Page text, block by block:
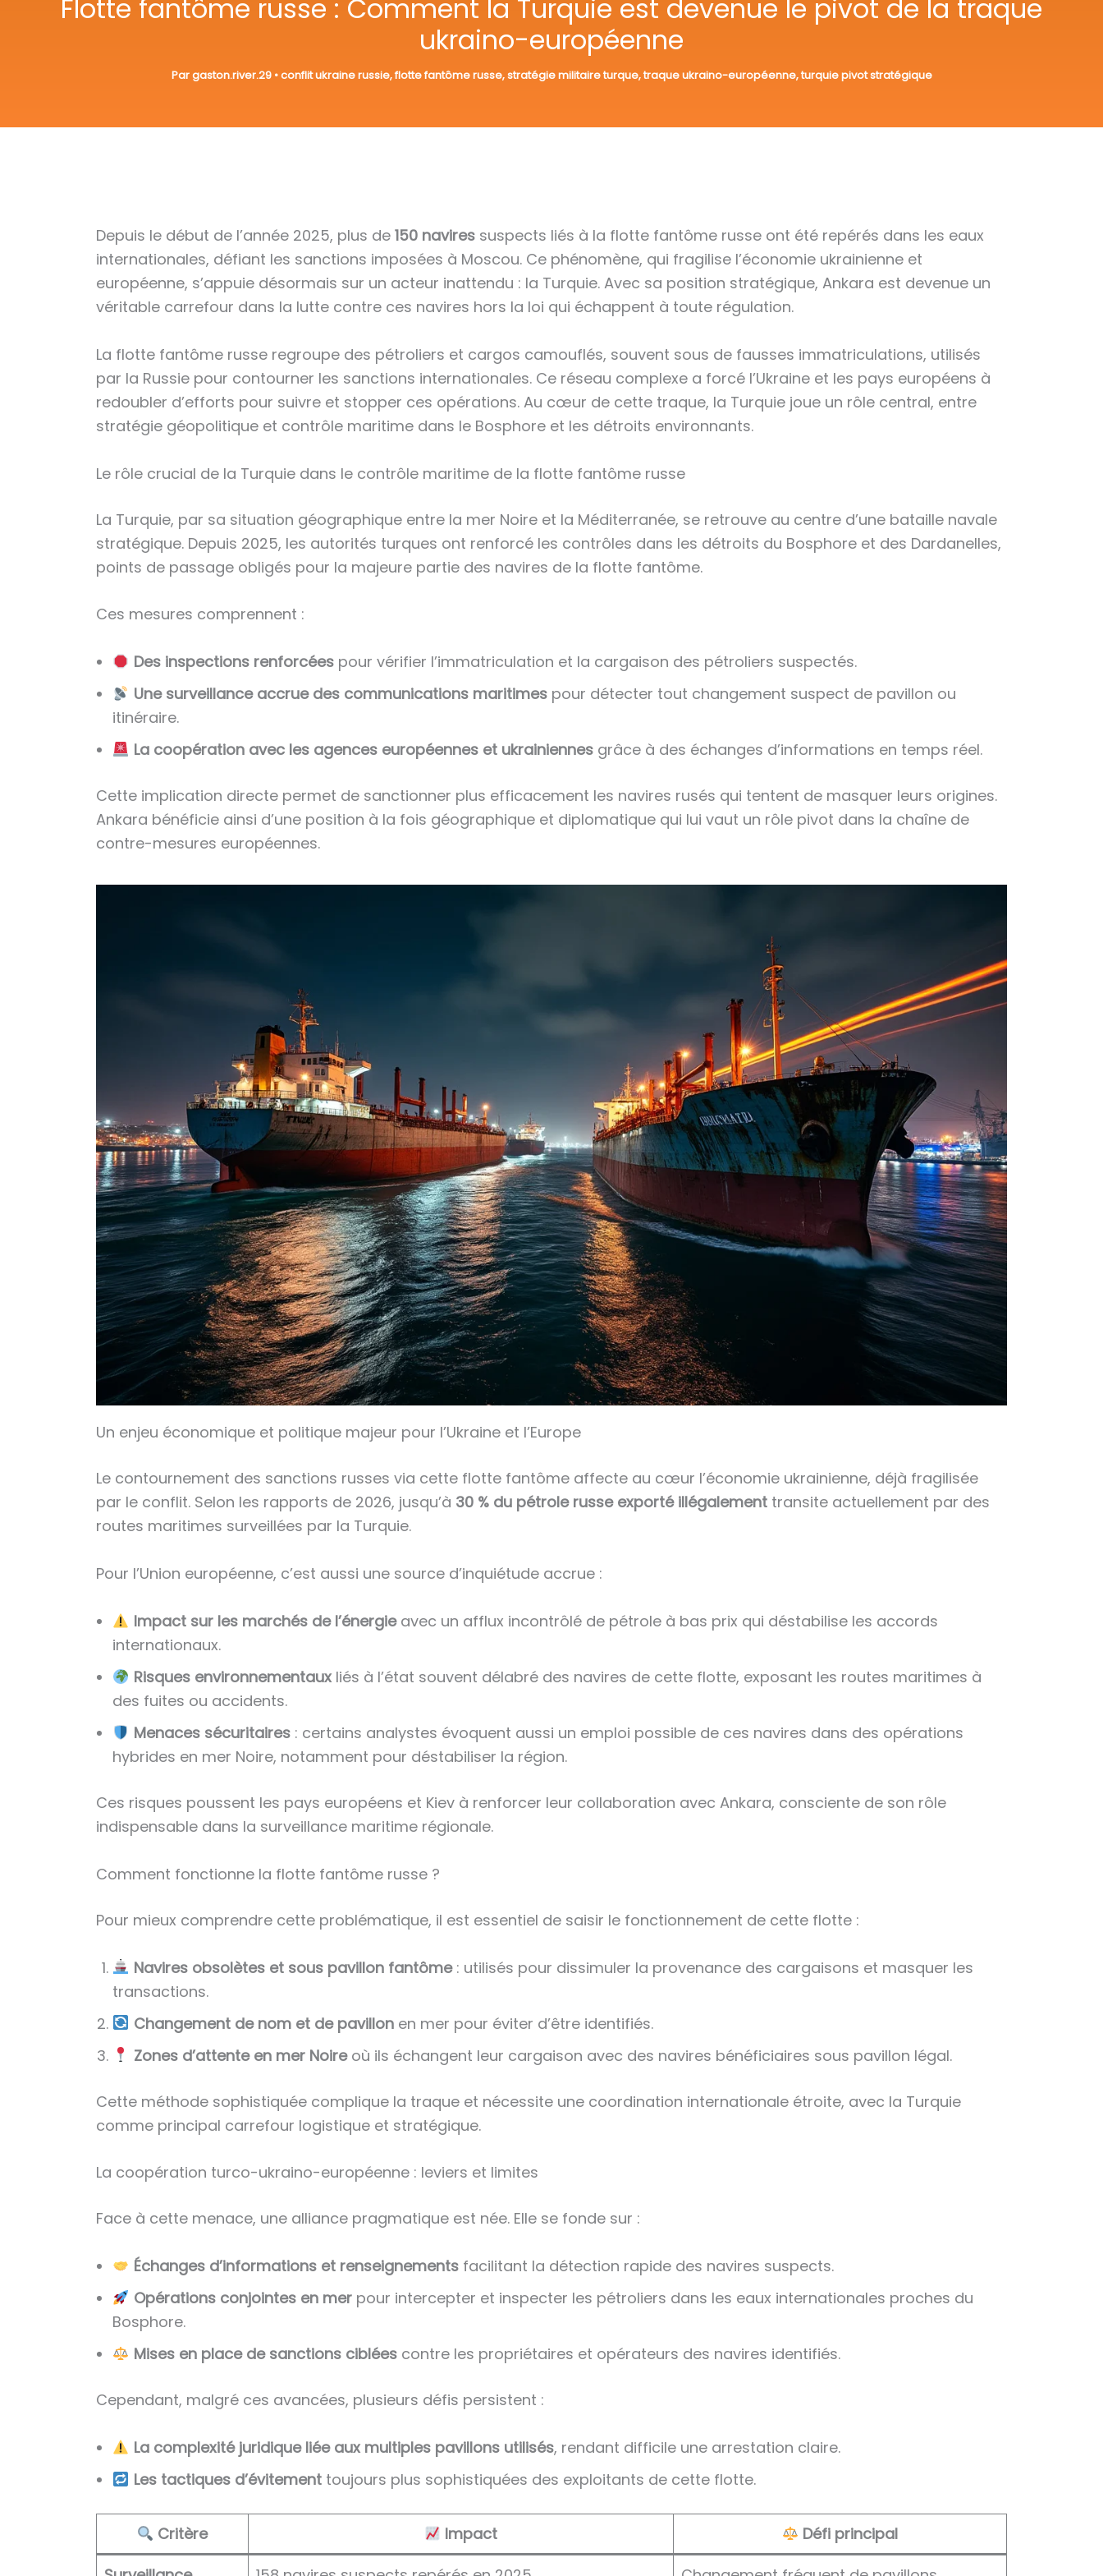
Flotte fantôme russe : Comment la Turquie est devenue le pivot de la traque
ukraino-européenne
Pargaston.river.29 •conflit ukraine russie,flotte fantôme russe,stratégie militaire turque,traque ukraino-européenne,turquie pivot stratégique
Depuis le début de l’année 2025, plus de 150 navires suspects liés à la flotte fantôme russe ont été repérés dans les eaux
internationales, défiant les sanctions imposées à Moscou. Ce phénomène, qui fragilise l’économie ukrainienne et
européenne, s’appuie désormais sur un acteur inattendu : la Turquie. Avec sa position stratégique, Ankara est devenue un
véritable carrefour dans la lutte contre ces navires hors la loi qui échappent à toute régulation.
La flotte fantôme russe regroupe des pétroliers et cargos camouflés, souvent sous de fausses immatriculations, utilisés
par la Russie pour contourner les sanctions internationales. Ce réseau complexe a forcé l’Ukraine et les pays européens à
redoubler d’efforts pour suivre et stopper ces opérations. Au cœur de cette traque, la Turquie joue un rôle central, entre
stratégie géopolitique et contrôle maritime dans le Bosphore et les détroits environnants.
Le rôle crucial de la Turquie dans le contrôle maritime de la flotte fantôme russe
La Turquie, par sa situation géographique entre la mer Noire et la Méditerranée, se retrouve au centre d’une bataille navale
stratégique. Depuis 2025, les autorités turques ont renforcé les contrôles dans les détroits du Bosphore et des Dardanelles,
points de passage obligés pour la majeure partie des navires de la flotte fantôme.
Ces mesures comprennent :
Des inspections renforcéespour vérifier l’immatriculation et la cargaison des pétroliers suspectés.
Une surveillance accrue des communications maritimespour détecter tout changement suspect de pavillon ou
itinéraire.
La coopération avec les agences européennes et ukrainiennesgrâce à des échanges d’informations en temps réel.
Cette implication directe permet de sanctionner plus efficacement les navires rusés qui tentent de masquer leurs origines.
Ankara bénéficie ainsi d’une position à la fois géographique et diplomatique qui lui vaut un rôle pivot dans la chaîne de
contre-mesures européennes.
Un enjeu économique et politique majeur pour l’Ukraine et l’Europe
Le contournement des sanctions russes via cette flotte fantôme affecte au cœur l’économie ukrainienne, déjà fragilisée
par le conflit. Selon les rapports de 2026, jusqu’à 30 % du pétrole russe exporté illégalement transite actuellement par des
routes maritimes surveillées par la Turquie.
Pour l’Union européenne, c’est aussi une source d’inquiétude accrue :
Impact sur les marchés de l’énergieavec un afflux incontrôlé de pétrole à bas prix qui déstabilise les accords
internationaux.
Risques environnementauxliés à l’état souvent délabré des navires de cette flotte, exposant les routes maritimes à
des fuites ou accidents.
Menaces sécuritaires: certains analystes évoquent aussi un emploi possible de ces navires dans des opérations
hybrides en mer Noire, notamment pour déstabiliser la région.
Ces risques poussent les pays européens et Kiev à renforcer leur collaboration avec Ankara, consciente de son rôle
indispensable dans la surveillance maritime régionale.
Comment fonctionne la flotte fantôme russe ?
Pour mieux comprendre cette problématique, il est essentiel de saisir le fonctionnement de cette flotte :
Navires obsolètes et sous pavillon fantôme: utilisés pour dissimuler la provenance des cargaisons et masquer les
transactions.
Changement de nom et de pavillonen mer pour éviter d’être identifiés.
Zones d’attente en mer Noireoù ils échangent leur cargaison avec des navires bénéficiaires sous pavillon légal.
Cette méthode sophistiquée complique la traque et nécessite une coordination internationale étroite, avec la Turquie
comme principal carrefour logistique et stratégique.
La coopération turco-ukraino-européenne : leviers et limites
Face à cette menace, une alliance pragmatique est née. Elle se fonde sur :
Échanges d’informations et renseignementsfacilitant la détection rapide des navires suspects.
Opérations conjointes en merpour intercepter et inspecter les pétroliers dans les eaux internationales proches du
Bosphore.
Mises en place de sanctions cibléescontre les propriétaires et opérateurs des navires identifiés.
Cependant, malgré ces avancées, plusieurs défis persistent :
La complexité juridique liée aux multiples pavillons utilisés, rendant difficile une arrestation claire.
Les tactiques d’évitementtoujours plus sophistiquées des exploitants de cette flotte.
Critère Impact
Défi principal